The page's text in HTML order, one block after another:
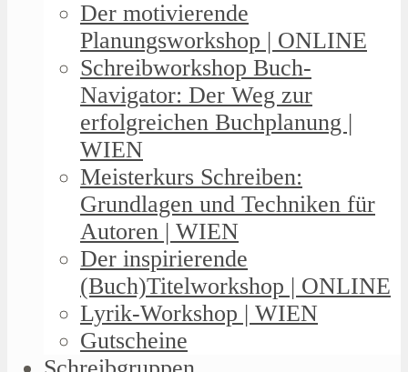
Der motivierende
Planungsworkshop | ONLINE
Schreibworkshop Buch-
Navigator: Der Weg zur
erfolgreichen Buchplanung |
WIEN
Meisterkurs Schreiben:
Grundlagen und Techniken für
Autoren | WIEN
Der inspirierende
(Buch)Titelworkshop | ONLINE
Lyrik-Workshop | WIEN
Gutscheine